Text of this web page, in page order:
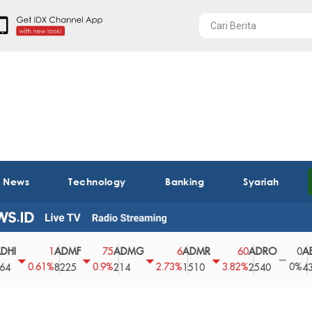
Technology Banking Syariah
0.61%
ADMF
8225
75
0.9%
ADMG
214
2.73%
ADMR
1510
60
3.82%
ADRO
2540
0
0%
AEGS